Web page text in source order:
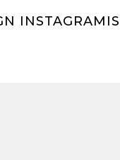
INSTAGRAMIS